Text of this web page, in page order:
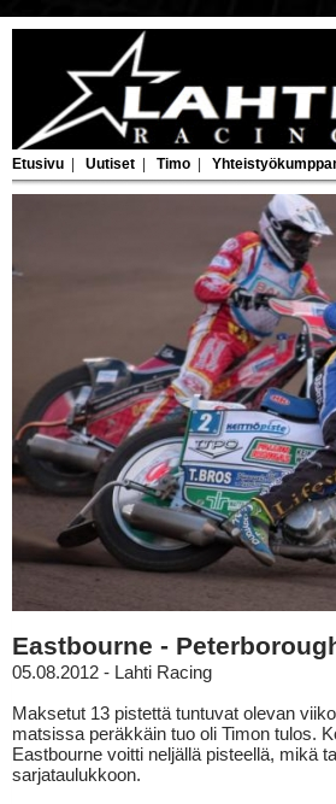
Etusivu Uutiset Timo
Eastbourne -
05.08.2012 - Lahti Racing
Maksetut 13 pistettä tuntuvat olevan
matsissa peräkkäin tuo oli Timon tulos.
Eastbourne voitti neljällä pisteellä, mikä
sarjataulukkoon.